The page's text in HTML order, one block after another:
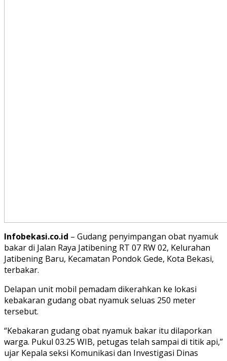
Infobekasi.co.id – Gudang penyimpangan obat nyamuk
bakar di Jalan Raya Jatibening RT 07 RW 02, Kelurahan
Jatibening Baru, Kecamatan Pondok Gede, Kota Bekasi,
terbakar.
Delapan unit mobil pemadam dikerahkan ke lokasi
kebakaran gudang obat nyamuk seluas 250 meter
tersebut.
“Kebakaran gudang obat nyamuk bakar itu dilaporkan
warga. Pukul 03.25 WIB, petugas telah sampai di titik api,”
ujar Kepala seksi Komunikasi dan Investigasi Dinas